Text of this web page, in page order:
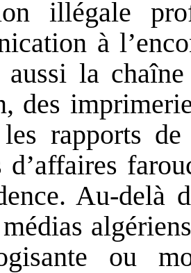
illégale
à
aussi la
des
rapports
d’affaires
Au-delà
ou